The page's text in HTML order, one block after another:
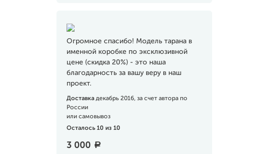
Огромное спасибо! Модель тарана в
именной коробке по эксклюзивной
цене (скидка 20%) - это наша
благодарность за вашу веру в наш
проект.
Доставка декабрь 2016, за счет автора по
России
или самовывоз
Осталось 10 из 10
3 000 a